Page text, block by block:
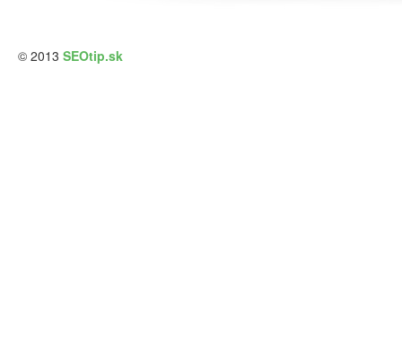
© 2013 SEOtip.sk